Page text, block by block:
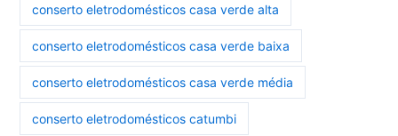
conserto eletrodomésticos casa verde alta
conserto eletrodomésticos casa verde baixa
conserto eletrodomésticos casa verde média
conserto eletrodomésticos catumbi